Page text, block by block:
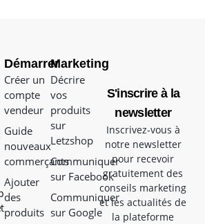
Démarrer
Créer un
compte
vendeur
Guide
nouveaux
commerçants
Ajouter
des
produits
Marketing
Décrire
vos
produits
sur
Letzshop
Communiquer
sur Facebook
Communiquer
sur Google
S'inscrire à la
newsletter
Inscrivez-vous à
notre newsletter
pour recevoir
gratuitement des
conseils marketing
et les actualités de
la plateforme